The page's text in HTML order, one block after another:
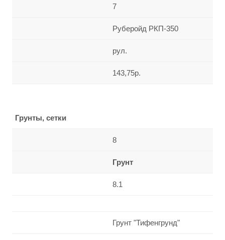
7
Руберойд РКП-350
рул.
143,75р.
Грунты, сетки
8
Грунт
8.1
Грунт "Тифенгрунд"